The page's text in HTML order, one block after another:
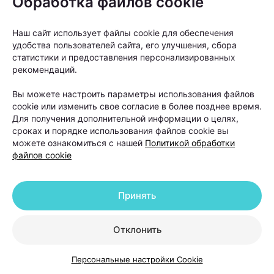
покупают шампуни, сыворотки, витамины и БАДы.
Однако такой подход далеко не всегда дает
результат.
Наш сайт использует файлы cookie для обеспечения
удобства пользователей сайта, его улучшения, сбора
статистики и предоставления персонализированных
рекомендаций.
Вы можете настроить параметры использования файлов
cookie или изменить свое согласие в более позднее время.
Для получения дополнительной информации о целях,
сроках и порядке использования файлов cookie вы
можете ознакомиться с нашей Политикой обработки
файлов cookie
Отклонить
Принять
Персональные настройки Cookie